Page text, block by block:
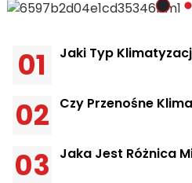
01
Jaki Typ
02 Czy Przenośne
03 Jaka Jest Różnica